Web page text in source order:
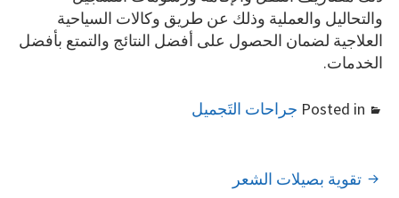
والتحاليل والعملية وذلك عن طريق وكالات السياحية
العلاجية لضمان الحصول على أفضل النتائج والتمتع بأفضل
الخدمات.
Posted in جراحات التَجميل
POST
تقوية بصيلات الشعر